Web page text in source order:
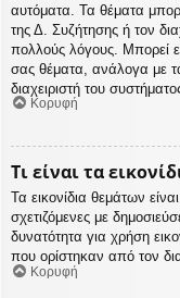
αυτόματα. Τα θέματα
της Δ. Συζήτησης ή τον
πολλούς λόγους. Μπορεί
σας θέματα, ανάλογα με
διαχειριστή του
Κορυφή
Τι είναι τα
Τα εικονίδια θεμάτων
σχετιζόμενες με
δυνατότητα για χρήση
που ορίστηκαν από τον
Κορυφή